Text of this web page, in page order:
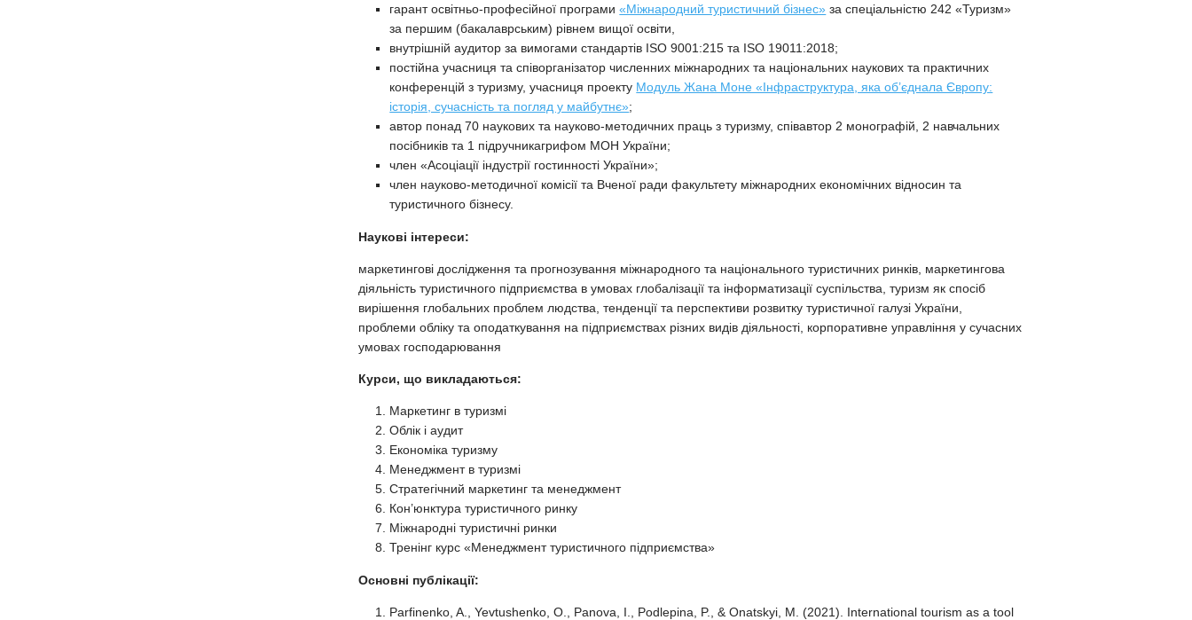
гарант освітньо-професійної програми«Міжнародний туристичний бізнес» за спеціальністю 242 «Туризм»
за першим (бакалаврським) рівнем вищої освіти,
внутрішній аудитор за вимогами стандартів ISO 9001:215 та ISO 19011:2018;
постійна учасниця та співорганізатор численних міжнародних та національних наукових та практичних
конференцій з туризму, учасниця проекту Модуль Жана Моне «Інфраструктура, яка об’єднала Європу:
історія, сучасність та погляд у майбутнє»;
автор понад 70 наукових та науково-методичних праць з туризму, співавтор 2 монографій, 2 навчальних
посібників та 1 підручникагрифом МОН України;
член «Асоціації індустрії гостинності України»;
член науково-методичної комісії та Вченої ради факультету міжнародних економічних відносин та
туристичного бізнесу.
Наукові інтереси:
маркетингові дослідження та прогнозування міжнародного та національного туристичних ринків, маркетингова
діяльність туристичного підприємства в умовах глобалізації та інформатизації суспільства, туризм як спосіб
вирішення глобальних проблем людства, тенденції та перспективи розвитку туристичної галузі України,
проблеми обліку та оподаткування на підприємствах різних видів діяльності, корпоративне управління у сучасних
умовах господарювання
Курси, що викладаються:
Маркетинг в туризмі
Облік і аудит
Економіка туризму
Менеджмент в туризмі
Стратегічний маркетинг та менеджмент
Кон’юнктура туристичного ринку
Міжнародні туристичні ринки
Тренінг курс «Менеджмент туристичного підприємства»
Основні публікації:
Parfinenko, A., Yevtushenko, O., Panova, I., Podlepina, P., & Onatskyi, M. (2021). International tourism as a tool